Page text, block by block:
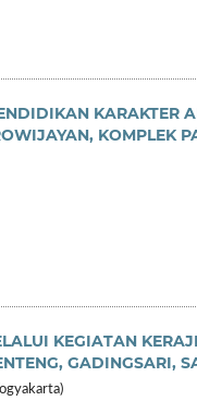
KARAKTER
KOMPLEK
KEGIATAN
GADINGSARI,